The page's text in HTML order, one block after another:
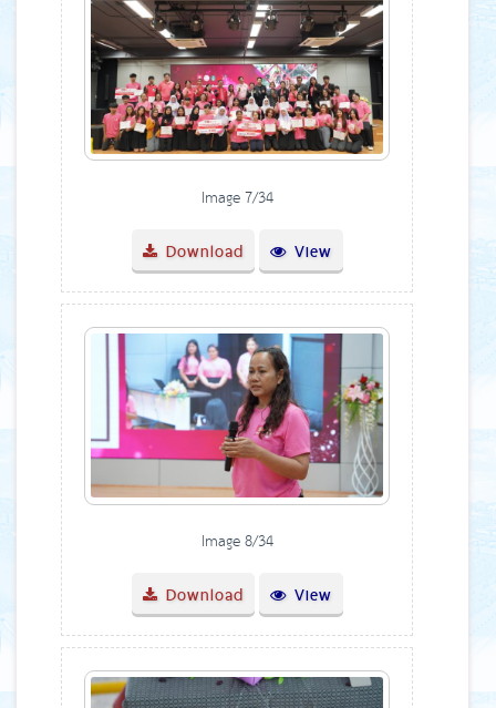
Image 7/34
Download View
Image 8/34
Download View